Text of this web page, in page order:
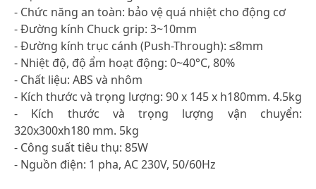
- Chức năng an toàn: bảo vệ quá nhiệt cho động cơ
- Đường kính Chuck grip: 3~10mm
- Đường kính trục cánh (Push-Through): ≤8mm
- Nhiệt độ, độ ẩm hoạt động: 0~40°C, 80%
- Chất liệu: ABS và nhôm
- Kích thước và trọng lượng: 90 x 145 x h180mm. 4.5kg
- Kích thước và trọng lượng vận chuyển:
320x300xh180 mm. 5kg
- Công suất tiêu thụ: 85W
- Nguồn điện: 1 pha, AC 230V, 50/60Hz